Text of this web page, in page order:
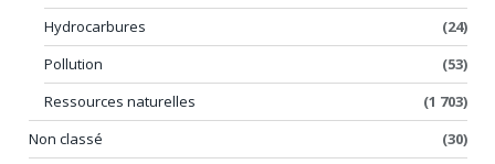
Hydrocarbures
(24)
Pollution
(53)
Ressources naturelles
(1 703)
Non classé
(30)